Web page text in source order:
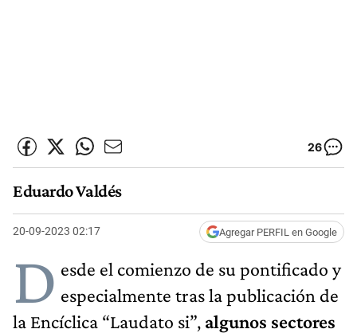
26
Eduardo Valdés
20-09-2023 02:17 Agregar PERFIL en Google
D esde el comienzo de su pontificado y
especialmente tras la publicación de
la Encíclica “Laudato si”, algunos sectores